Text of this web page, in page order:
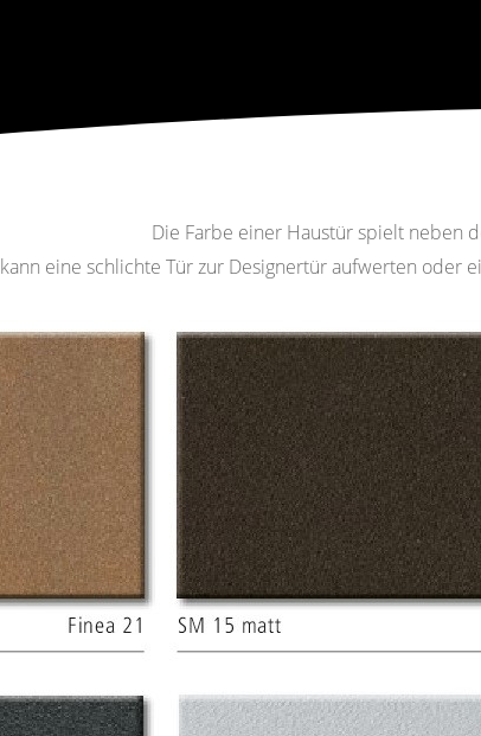
Die Farbe einer Haustür spielt neben
eine schlichte Tür zur Designertür aufwerten oder